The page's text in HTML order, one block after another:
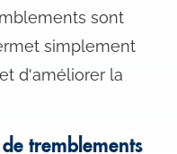
sont
simplement
d'améliorer la
tremblements